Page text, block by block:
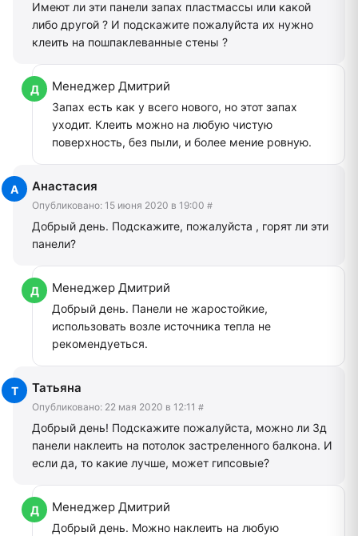
Имеют ли эти панели запах пластмассы или какой
либо другой ? И подскажите пожалуйста их нужно
клеить на пошпаклеванные стены ?
Менеджер Дмитрий
Запах есть как у всего нового, но этот запах
уходит. Клеить можно на любую чистую
поверхность, без пыли, и более мение ровную.
Анастасия
Опубликовано: 15 июня 2020 в 19:00 #
Добрый день. Подскажите, пожалуйста , горят ли эти
панели?
Менеджер Дмитрий
Добрый день. Панели не жаростойкие,
использовать возле источника тепла не
рекомендуеться.
Татьяна
Опубликовано: 22 мая 2020 в 12:11 #
Добрый день! Подскажите пожалуйста, можно ли 3д
панели наклеить на потолок застреленного балкона. И
если да, то какие лучше, может гипсовые?
Менеджер Дмитрий
Добрый день. Можно наклеить на любую